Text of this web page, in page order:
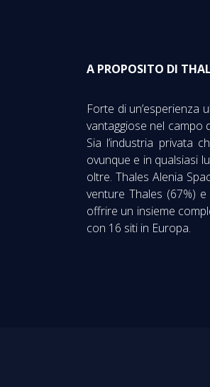
A PROPOSITO DI
Forte di un’esperienza
vantaggiose nel campo
Sia l’industria privata
ovunque e in qualsiasi
oltre. Thales Alenia
venture Thales (67%)
offrire un insieme
con 16 siti in Europa.